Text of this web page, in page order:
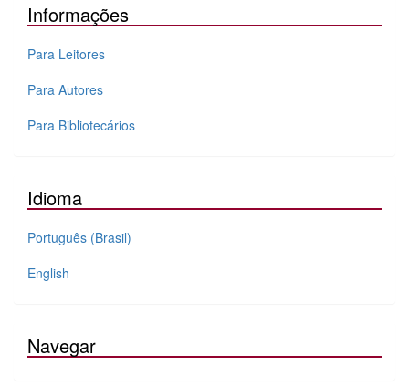
Informações
Para Leitores
Para Autores
Para Bibliotecários
Idioma
Português (Brasil)
English
Navegar